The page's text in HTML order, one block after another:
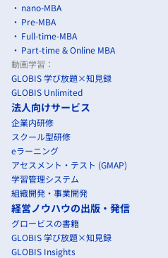
nano-MBA
Pre-MBA
Full-time-MBA
Part-time & Online MBA
動画学習：
GLOBIS 学び放題×知見録
GLOBIS Unlimited
法人向けサービス
企業内研修
スクール型研修
eラーニング
アセスメント・テスト (GMAP)
学習管理システム
組織開発・事業開発
経営ノウハウの出版・発信
グロービスの書籍
GLOBIS 学び放題×知見録
GLOBIS Insights